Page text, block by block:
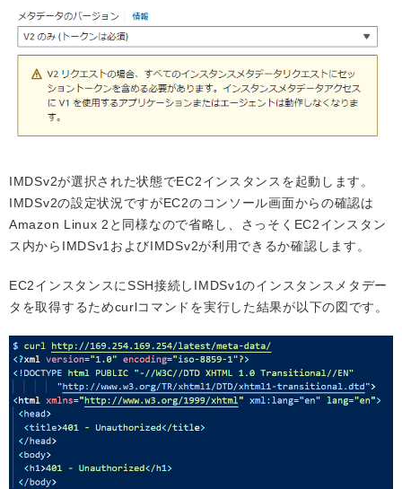
IMDSv2が選択された状態でEC2インスタンスを起動します。
IMDSv2の設定状況ですがEC2のコンソール画面からの確認は
Amazon Linux 2と同様なので省略し、さっそくEC2インスタン
ス内からIMDSv1およびIMDSv2が利用できるか確認します。
EC2インスタンスにSSH接続しIMDSv1のインスタンスメタデー
タを取得するためcurlコマンドを実行した結果が以下の図です。